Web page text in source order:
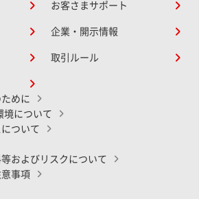
お客さまサポート
企業・開示情報
取引ルール
めに
境について
ついて
およびリスクについて
事項